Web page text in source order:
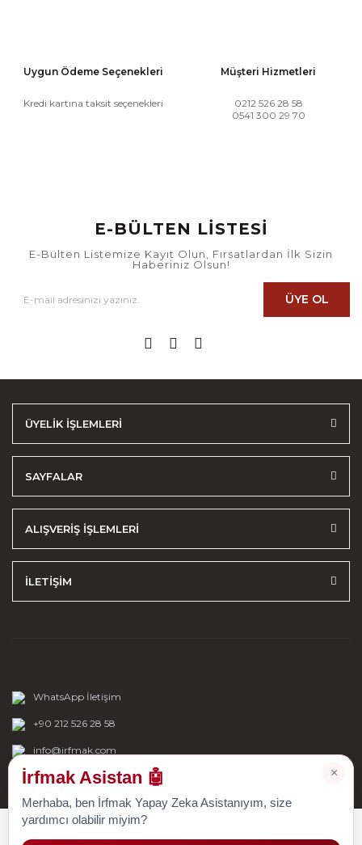
Uygun Ödeme Seçenekleri
Kredi kartına taksit seçenekleri
Müşteri Hizmetleri
0212 526 28 58
0541 300 29 70
E-BÜLTEN LİSTESİ
E-Bülten Listemize Kayıt Olun, Fırsatlardan İlk Sizin
Haberiniz Olsun!
ÜYE OL
ÜYELİK İŞLEMLERİ
SAYFALAR
ALIŞVERİŞ İŞLEMLERİ
İLETİŞİM
WhatsApp İletişim
+90 212 526 28 58
info@irfmak.com
×
İrfmak Asistan 🤖
Merhaba, ben İrfmak Yapay Zeka Asistanıyım, size
yardımcı olabilir miyim?